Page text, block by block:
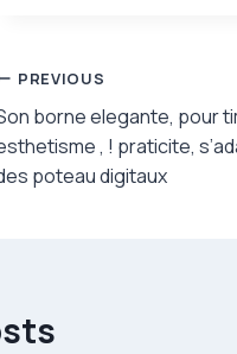
PREVIOUS
borne elegante, pour
, ! praticite,
poteau digitaux